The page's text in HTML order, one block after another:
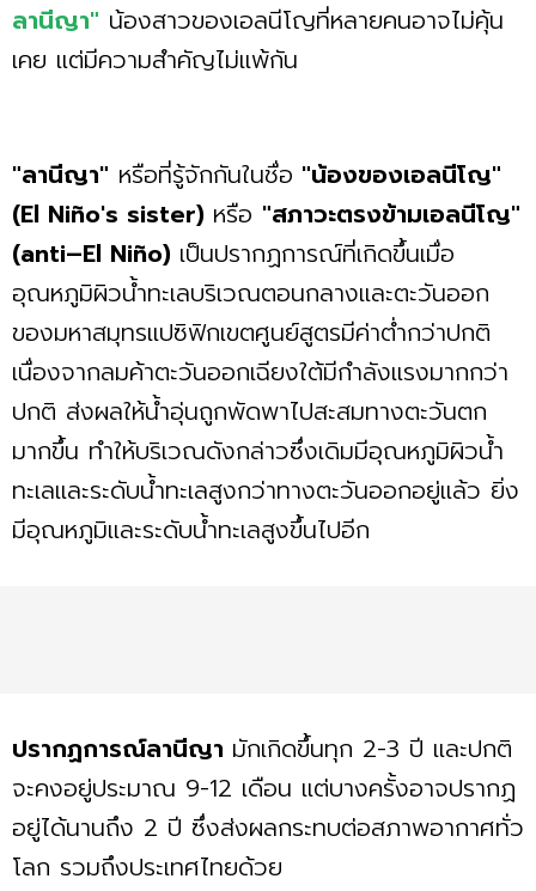
ลานีญา" น้องสาวของเอลนีโญที่หลายคนอาจไม่คุ้น
เคย แต่มีความสำคัญไม่แพ้กัน
"ลานีญา" หรือที่รู้จักกันในชื่อ "น้องของเอลนีโญ"
(El Niño's sister) หรือ "สภาวะตรงข้ามเอลนีโญ"
(anti–El Niño) เป็นปรากฏการณ์ที่เกิดขึ้นเมื่อ
อุณหภูมิผิวน้ำทะเลบริเวณตอนกลางและตะวันออก
ของมหาสมุทรแปซิฟิกเขตศูนย์สูตรมีค่าต่ำกว่าปกติ
เนื่องจากลมค้าตะวันออกเฉียงใต้มีกำลังแรงมากกว่า
ปกติ ส่งผลให้น้ำอุ่นถูกพัดพาไปสะสมทางตะวันตก
มากขึ้น ทำให้บริเวณดังกล่าวซึ่งเดิมมีอุณหภูมิผิวน้ำ
ทะเลและระดับน้ำทะเลสูงกว่าทางตะวันออกอยู่แล้ว ยิ่ง
มีอุณหภูมิและระดับน้ำทะเลสูงขึ้นไปอีก
ปรากฏการณ์ลานีญา มักเกิดขึ้นทุก 2-3 ปี และปกติ
จะคงอยู่ประมาณ 9-12 เดือน แต่บางครั้งอาจปรากฏ
อยู่ได้นานถึง 2 ปี ซึ่งส่งผลกระทบต่อสภาพอากาศทั่ว
โลก รวมถึงประเทศไทยด้วย